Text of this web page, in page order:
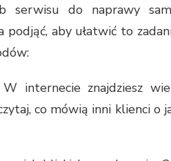
serwisu do naprawy
aby ułatwić to
internecie znajdziesz
co mówią inni klienci o